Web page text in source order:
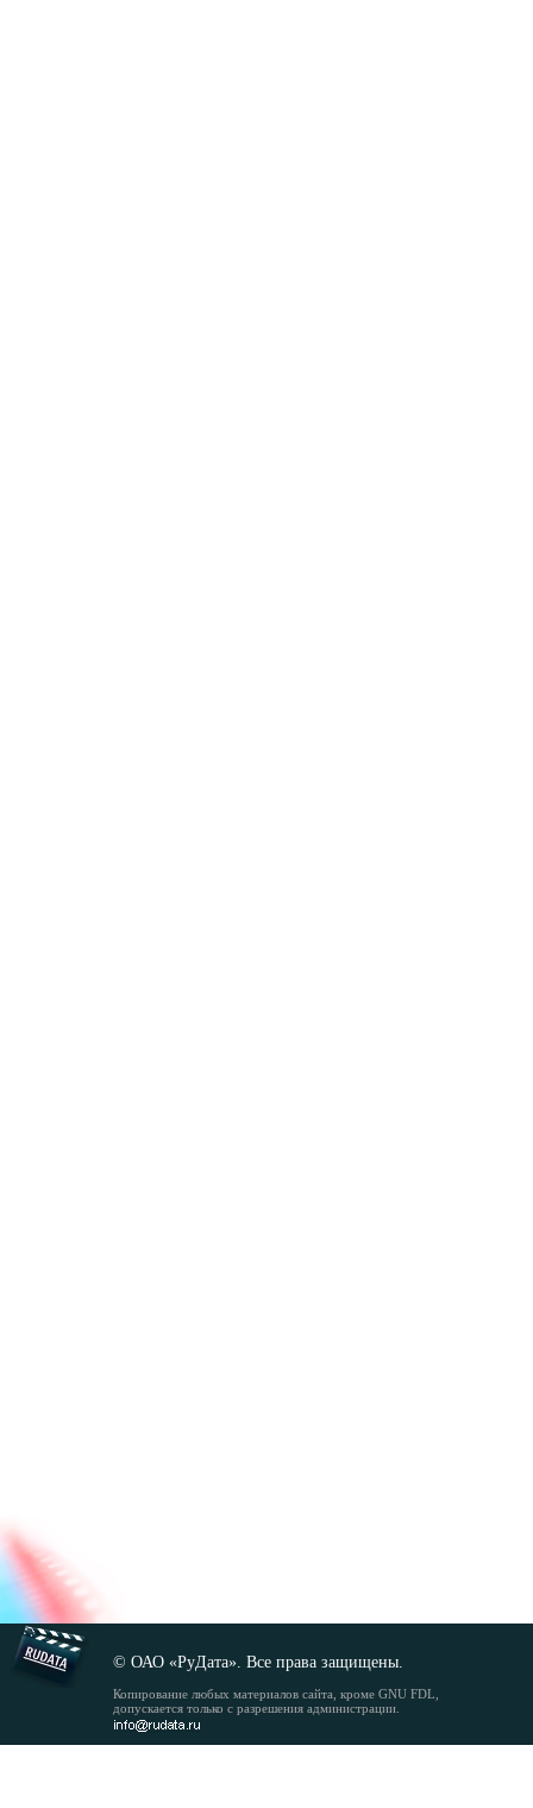
© ОАО «РуДата». Все права защищены.
Копирование любых материалов сайта, кроме GNU FDL,
допускается только с разрешения администрации.